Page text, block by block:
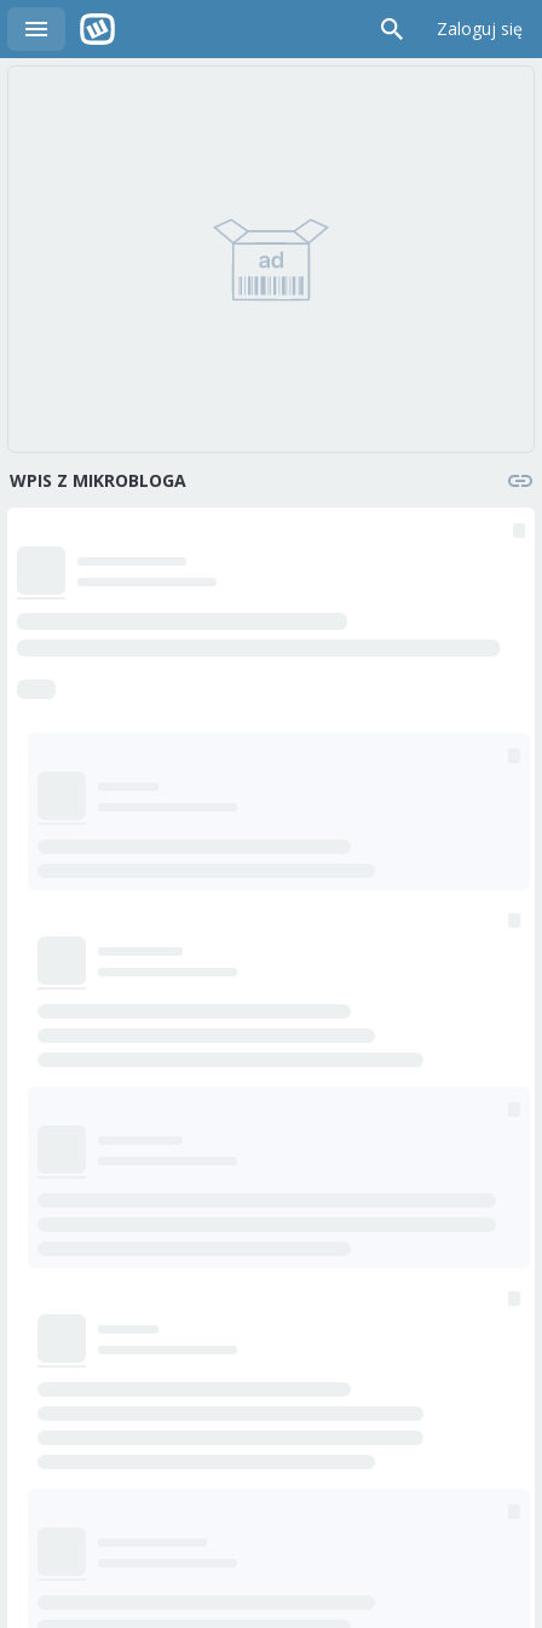
Zaloguj się
WPIS Z MIKROBLOGA